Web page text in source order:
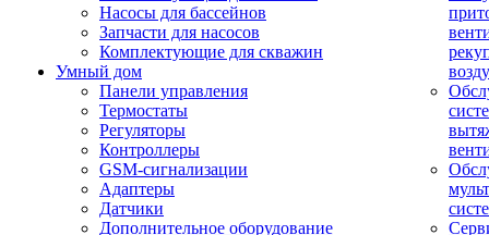
Насосы для бассейнов
Запчасти для насосов
Комплектующие для скважин
Умный дом
Панели управления
Термостаты
Регуляторы
Контроллеры
GSM-сигнализации
Адаптеры
Датчики
Дополнительное оборудование